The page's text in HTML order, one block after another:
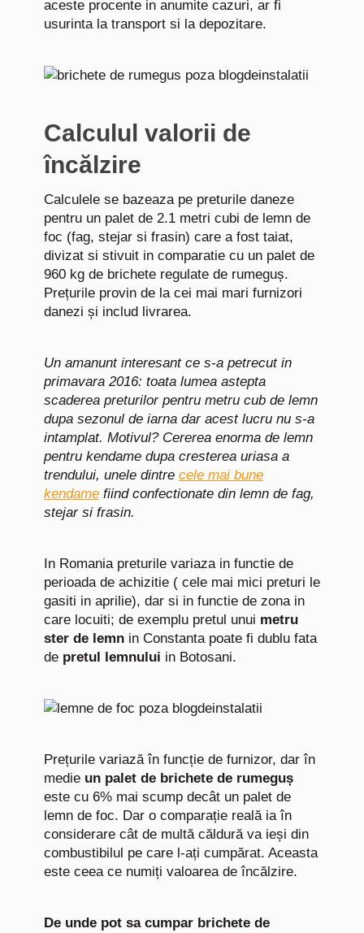
aceste procente in anumite cazuri, ar fi
usurinta la transport si la depozitare.
Calculul valorii de
încălzire
Calculele se bazeaza pe preturile daneze
pentru un palet de 2.1 metri cubi de lemn de
foc (fag, stejar si frasin) care a fost taiat,
divizat si stivuit in comparatie cu un palet de
960 kg de brichete regulate de rumeguș.
Prețurile provin de la cei mai mari furnizori
danezi și includ livrarea.
Un amanunt interesant ce s-a petrecut in
primavara 2016: toata lumea astepta
scaderea preturilor pentru metru cub de lemn
dupa sezonul de iarna dar acest lucru nu s-a
intamplat. Motivul? Cererea enorma de lemn
pentru kendame dupa cresterea uriasa a
trendului, unele dintre cele mai bune
kendame fiind confectionate din lemn de fag,
stejar si frasin.
In Romania preturile variaza in functie de
perioada de achizitie ( cele mai mici preturi le
gasiti in aprilie), dar si in functie de zona in
care locuiti; de exemplu pretul unui metru
ster de lemn in Constanta poate fi dublu fata
de pretul lemnului in Botosani.
Prețurile variază în funcție de furnizor, dar în
medie un palet de brichete de rumeguș
este cu 6% mai scump decât un palet de
lemn de foc. Dar o comparație reală ia în
considerare cât de multă căldură va ieși din
combustibilul pe care l-ați cumpărat. Aceasta
este ceea ce numiți valoarea de încălzire.
De unde pot sa cumpar brichete de